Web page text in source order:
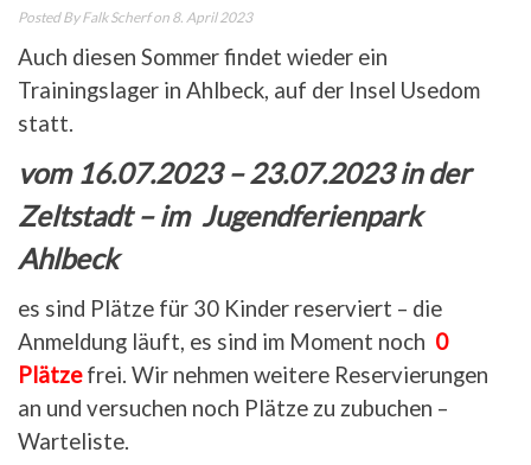
Posted ByFalk Scherfon 8. April 2023
Auch diesen Sommer findet wieder ein
Trainingslager in Ahlbeck, auf der Insel Usedom
statt.
vom 16.07.2023 – 23.07.2023 in der
Zeltstadt – im Jugendferienpark
Ahlbeck
es sind Plätze für 30 Kinder reserviert – die
Anmeldung läuft, es sind im Moment noch 0
Plätze frei. Wir nehmen weitere Reservierungen
an und versuchen noch Plätze zu zubuchen –
Warteliste.